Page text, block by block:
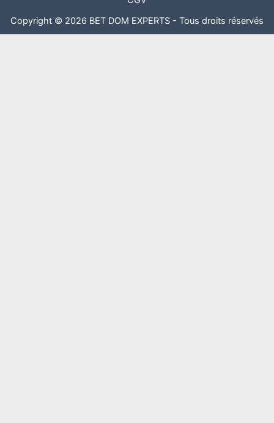
Copyright © 2026 BET DOM EXPERTS - Tous droits réservés